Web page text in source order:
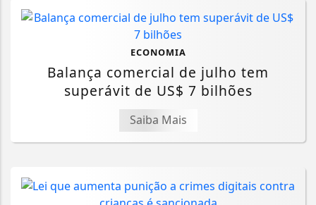
ECONOMIA
Balança comercial de julho tem
superávit de US$ 7 bilhões
Saiba Mais